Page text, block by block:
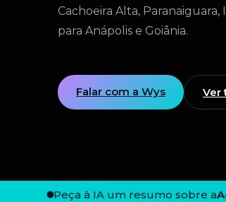
Cachoeira Alta,
para Anápolis e Goiânia.
Falar com a Wys Ver
Peça à IA um resumo sobre a